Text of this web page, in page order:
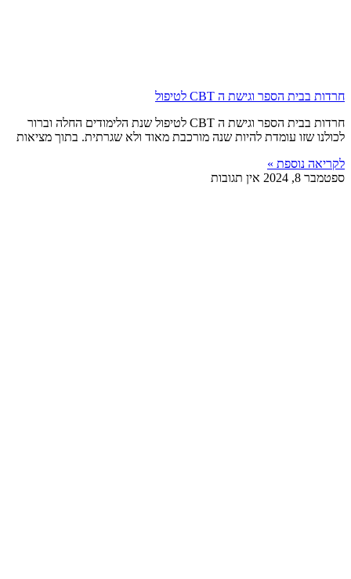
חרדות בבית הספר וגישת ה CBT לטיפול
חרדות בבית הספר וגישת ה CBT לטיפול שנת הלימודים החלה וברור
לכולנו שזו עומדת להיות שנה מורכבת מאוד ולא שגרתית. בתוך מציאות
לקריאה נוספת »
ספטמבר 8, 2024
אין תגובות